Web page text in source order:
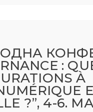
:
À
?”, 4-6.